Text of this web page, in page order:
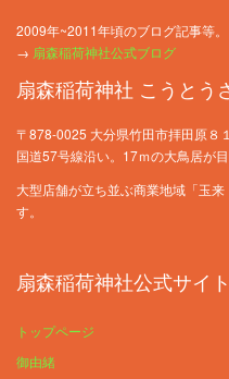
2009年~2011年頃のブログ記事等。
→ 扇森稲荷神社公式ブログ
扇森稲荷神社 こうとう
〒878-0025 大分県竹田市拝田原
国道57号線沿い。17ｍの大鳥居が
大型店舗が立ち並ぶ商業地域「玉
す。
扇森稲荷神社公式サイ
トップページ
御由緒